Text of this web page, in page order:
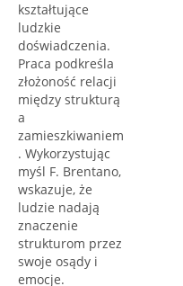
kształtujące
ludzkie
doświadczenia.
Praca podkreśla
złożoność relacji
między strukturą
a
zamieszkiwaniem
. Wykorzystując
myśl F. Brentano,
wskazuje, że
ludzie nadają
znaczenie
strukturom przez
swoje osądy i
emocje.